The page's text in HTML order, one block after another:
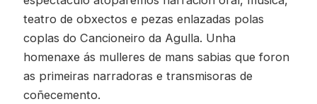
teatro de obxectos e pezas enlazadas polas
coplas do Cancioneiro da Agulla. Unha
homenaxe ás mulleres de mans sabias que foron
as primeiras narradoras e transmisoras de
coñecemento.